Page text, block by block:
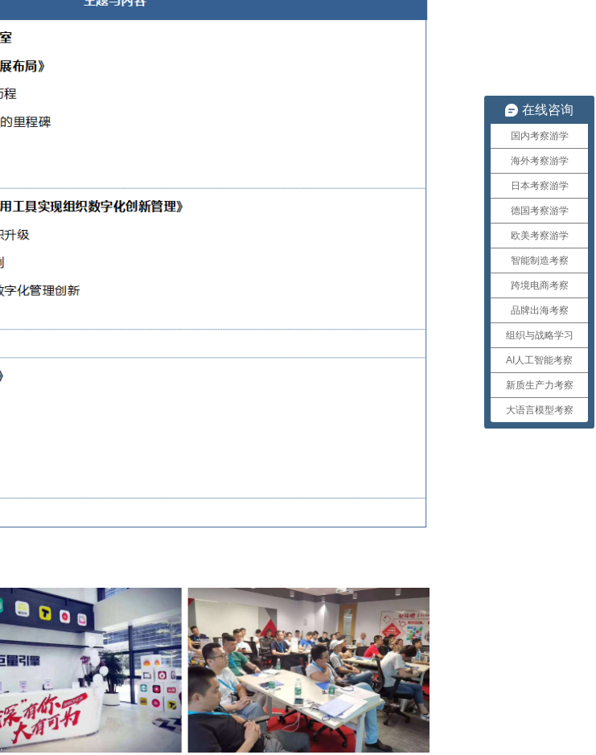
在线咨询
国内考察游学
海外考察游学
日本考察游学
德国考察游学
欧美考察游学
智能制造考察
跨境电商考察
品牌出海考察
组织与战略学习
AI人工智能考察
新质生产力考察
大语言模型考察